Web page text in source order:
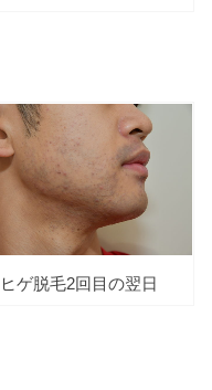
ヒゲ脱毛2回目の翌日